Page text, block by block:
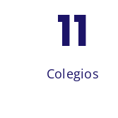
11
Colegios